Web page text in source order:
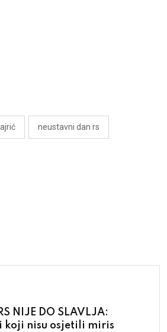
neustavni dan rs
NIJE DO SLAVLJA:
koji nisu osjetili miris